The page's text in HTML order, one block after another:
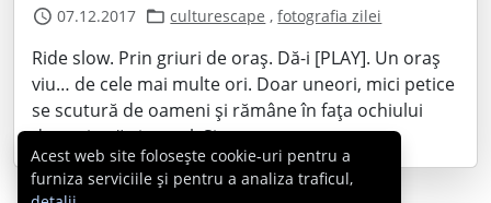
07.12.2017 culturescape ,fotografia zilei
Ride slow. Prin griuri de oraș. Dă-i [PLAY]. Un oraș
viu… de cele mai multe ori. Doar uneori, mici petice
se scutură de oameni și rămâne în fața ochiului
doar piatră și metal. Și vopsea.
Acest web site folosește cookie-uri pentru a
furniza serviciile și pentru a analiza traficul,